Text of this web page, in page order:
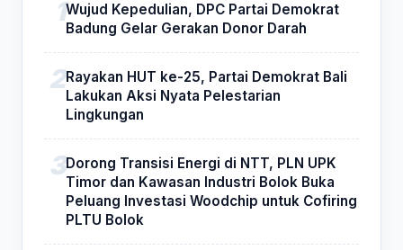
Wujud Kepedulian, DPC Partai Demokrat
Badung Gelar Gerakan Donor Darah
Rayakan HUT ke-25, Partai Demokrat Bali
Lakukan Aksi Nyata Pelestarian
Lingkungan
Dorong Transisi Energi di NTT, PLN UPK
Timor dan Kawasan Industri Bolok Buka
Peluang Investasi Woodchip untuk Cofiring
PLTU Bolok